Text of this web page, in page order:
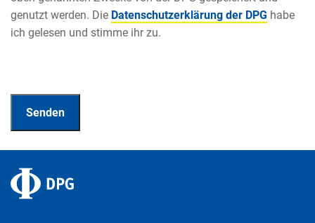
genutzt werden. Die Datenschutzerklärung der DPG habe
ich gelesen und stimme ihr zu.